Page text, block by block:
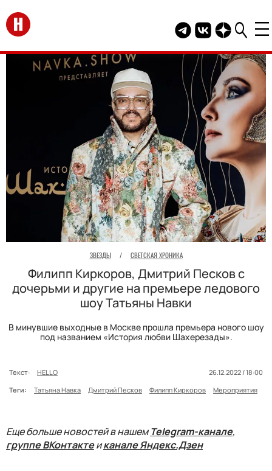
Перейти на главную
Telegram канал
Группа HELLO
Канал
ЗВЕЗДЫ / СВЕТСКАЯ ХРОНИКА
Филипп Киркоров, Дмитрий Песков с
дочерьми и другие на премьере ледового
шоу Татьяны Навки
В минувшие выходные в Москве прошла премьера нового шоу
под названием «История любви Шахерезады».
Текст: HELLO
26.12.2022 / 18:00
Теги:
Татьяна Навка Дмитрий Песков Филипп Киркоров Мероприятия
Еще больше новостей в нашемTelegram-канале,
группе ВКонтактеиканале Яндекс.Дзен